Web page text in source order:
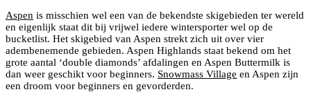
Aspen is misschien wel een van de bekendste skigebieden ter wereld
en eigenlijk staat dit bij vrijwel iedere wintersporter wel op de
bucketlist. Het skigebied van Aspen strekt zich uit over vier
adembenemende gebieden. Aspen Highlands staat bekend om het
grote aantal ‘double diamonds’ afdalingen en Aspen Buttermilk is
dan weer geschikt voor beginners. Snowmass Village en Aspen zijn
een droom voor beginners en gevorderden.